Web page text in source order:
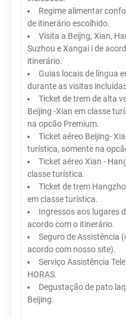
Regime alimentar
de itinerário escolhido.
Visita a Beijng, Xian,
Suzhou e Xangai i de
itinerário.
Guias locais de língua
durante as visitas
Ticket de trem de alta
Beijing -Xian em classe
na opcão Premium.
Ticket aéreo Beijing-
turística, somente na
Ticket aéreo Xian -
classe turística.
Ticket de trem
em classe turística.
Ingressos aos lugares
acordo com o itinerário.
Seguro de Assistência
acordo com nosso site).
Serviço Assistência
HORAS.
Degustação de pato
Beijing.